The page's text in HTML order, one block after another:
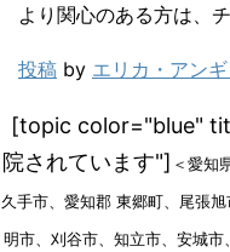
より関心のある方は、
投稿 by エリカ・アン
[topic color="blue"
院されています"] ＜愛知
久手市、愛知郡 東郷町、尾張
明市、刈谷市、知立市、安城